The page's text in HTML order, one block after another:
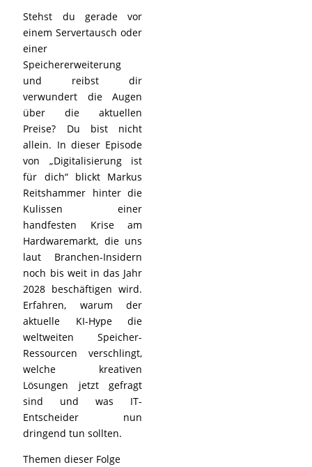
Stehst du gerade vor
einem Servertausch oder
einer
Speichererweiterung
und reibst dir
verwundert die Augen
über die aktuellen
Preise? Du bist nicht
allein. In dieser Episode
von „Digitalisierung ist
für dich“ blickt Markus
Reitshammer hinter die
Kulissen einer
handfesten Krise am
Hardwaremarkt, die uns
laut Branchen-Insidern
noch bis weit in das Jahr
2028 beschäftigen wird.
Erfahren, warum der
aktuelle KI-Hype die
weltweiten Speicher-
Ressourcen verschlingt,
welche kreativen
Lösungen jetzt gefragt
sind und was IT-
Entscheider nun
dringend tun sollten.
Themen dieser Folge